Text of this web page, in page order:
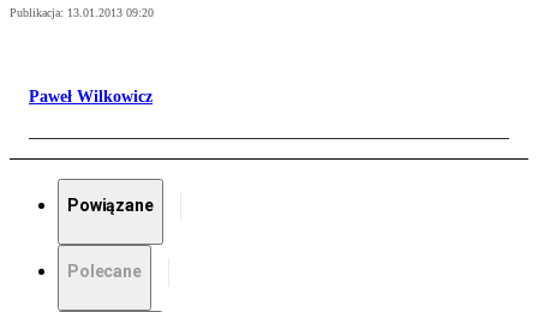
Publikacja: 13.01.2013 09:20
Paweł Wilkowicz
Powiązane
Polecane